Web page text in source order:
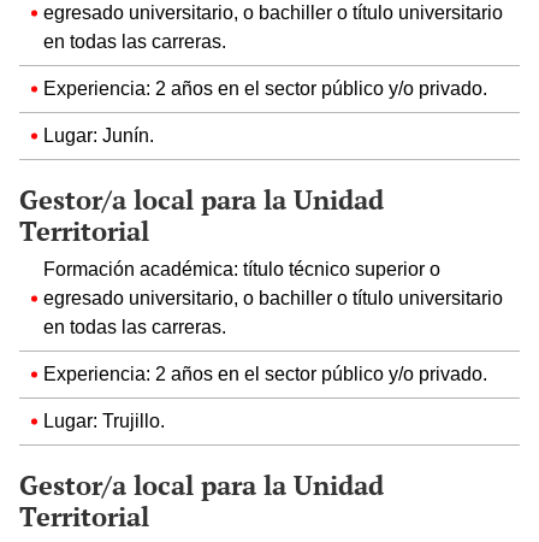
egresado universitario, o bachiller o título universitario
en todas las carreras.
Experiencia: 2 años en el sector público y/o privado.
Lugar: Junín.
Gestor/a local para la Unidad
Territorial
Formación académica: título técnico superior o
egresado universitario, o bachiller o título universitario
en todas las carreras.
Experiencia: 2 años en el sector público y/o privado.
Lugar: Trujillo.
Gestor/a local para la Unidad
Territorial